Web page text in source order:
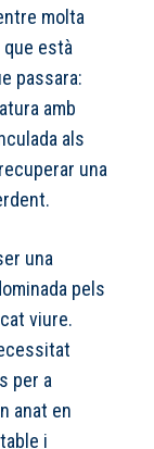
molta
està
passara:
amb
als
una
una
pels
viure.
per a
anat en
i